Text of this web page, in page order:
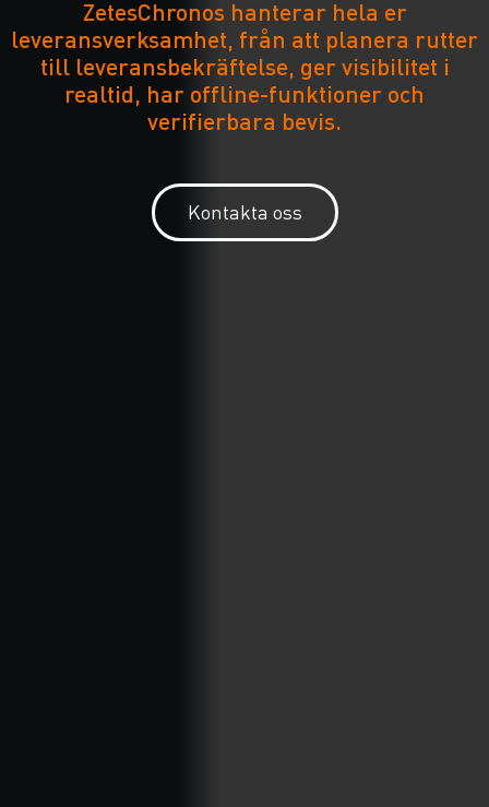
ZetesChronos hanterar hela er
leveransverksamhet, från att planera rutter
till leveransbekräftelse, ger visibilitet i
realtid, har offline-funktioner och
verifierbara bevis.
Kontakta oss